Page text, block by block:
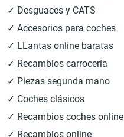
✓ Desguaces y CATS
✓ Accesorios para coches
✓ LLantas online baratas
✓ Recambios carrocería
✓ Piezas segunda mano
✓ Coches clásicos
✓ Recambios coches online
✓ Recambios online